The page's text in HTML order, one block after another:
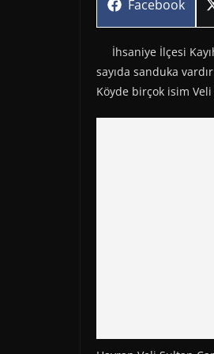
Share
Facebook
İhsaniye İlçesi
sayıda sanduka
Köyde birçok isim